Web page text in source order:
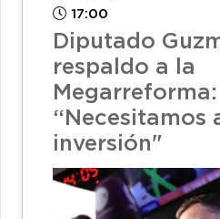
17:00
Diputado
respaldo a la
Megarreforma:
“Necesitamos
inversión"